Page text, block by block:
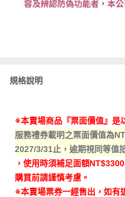
規格說明
※本賣場商品『票面價值』是
服務禮券載明之票面價值為
2027/3/31止，逾期視同等值
，使用時須補足面額
購買前請謹慎考慮。
※本賣場票券一經售出，如有